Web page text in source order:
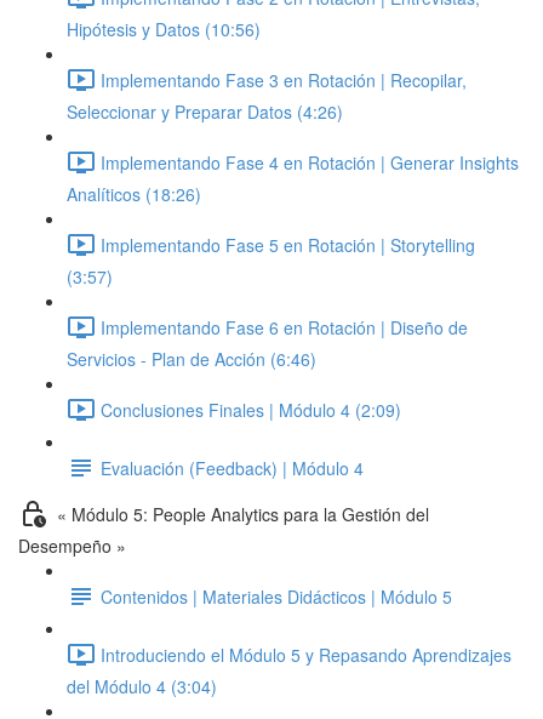
Hipótesis y Datos (10:56)
Implementando Fase 3 en Rotación | Recopilar,
Seleccionar y Preparar Datos (4:26)
Implementando Fase 4 en Rotación | Generar Insights
Analíticos (18:26)
Implementando Fase 5 en Rotación | Storytelling
(3:57)
Implementando Fase 6 en Rotación | Diseño de
Servicios - Plan de Acción (6:46)
Conclusiones Finales | Módulo 4 (2:09)
Evaluación (Feedback) | Módulo 4
« Módulo 5: People Analytics para la Gestión del
Desempeño »
Contenidos | Materiales Didácticos | Módulo 5
Introduciendo el Módulo 5 y Repasando Aprendizajes
del Módulo 4 (3:04)